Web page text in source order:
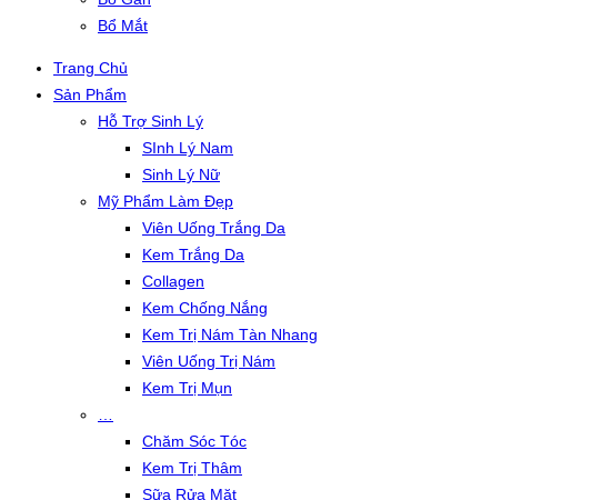
Bổ Mắt
Trang Chủ
Sản Phẩm
Hỗ Trợ Sinh Lý
SInh Lý Nam
Sinh Lý Nữ
Mỹ Phẩm Làm Đẹp
Viên Uống Trắng Da
Kem Trắng Da
Collagen
Kem Chống Nắng
Kem Trị Nám Tàn Nhang
Viên Uống Trị Nám
Kem Trị Mụn
Chăm Sóc Tóc
Kem Trị Thâm
Sữa Rửa Mặt